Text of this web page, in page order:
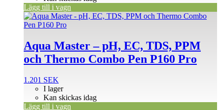
Lägg till i vagn
Aqua Master – pH, EC, TDS, PPM
och Thermo Combo Pen P160 Pro
1.201 SEK
I lager
Kan skickas idag
Lägg till i vagn